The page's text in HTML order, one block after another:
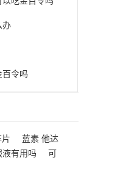
办
令吗
蓝素 他达
有用吗
可